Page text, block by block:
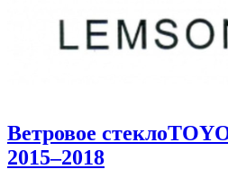
Ветровое стекло
2015–2018